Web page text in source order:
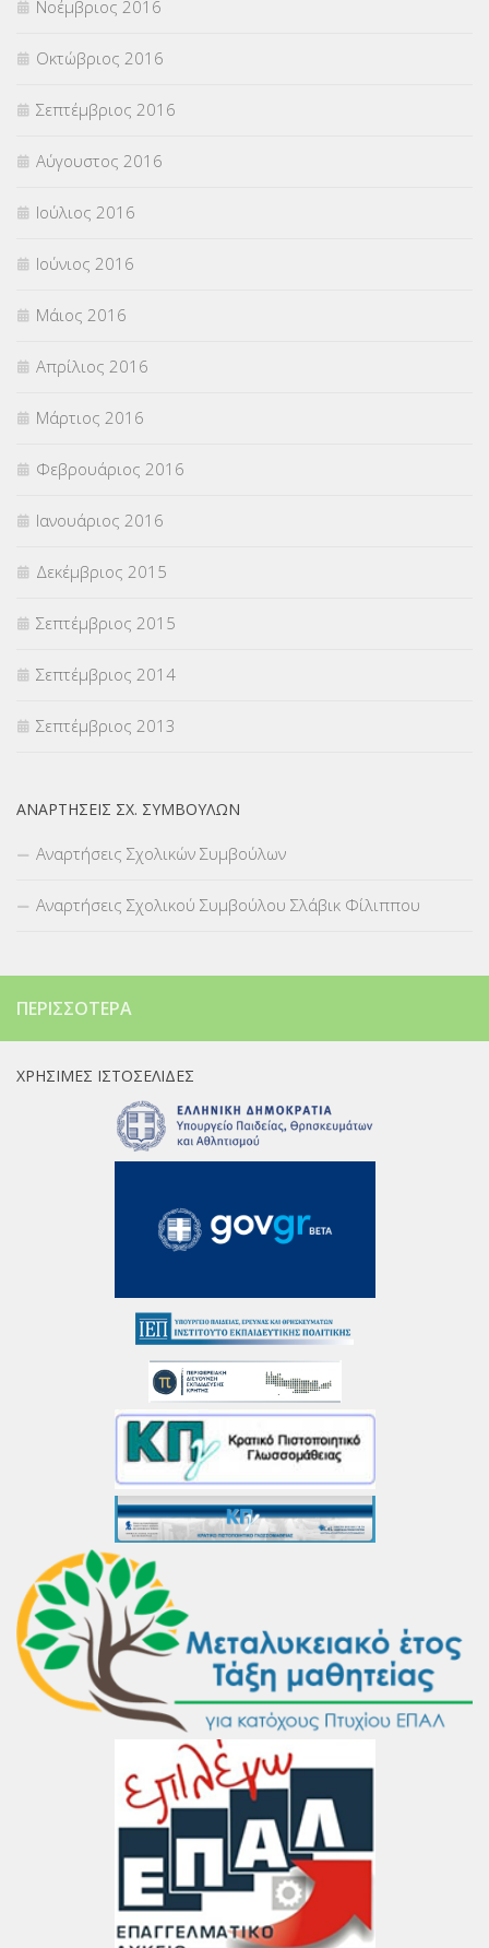
Νοέμβριος 2016
Οκτώβριος 2016
Σεπτέμβριος 2016
Αύγουστος 2016
Ιούλιος 2016
Ιούνιος 2016
Μάιος 2016
Απρίλιος 2016
Μάρτιος 2016
Φεβρουάριος 2016
Ιανουάριος 2016
Δεκέμβριος 2015
Σεπτέμβριος 2015
Σεπτέμβριος 2014
Σεπτέμβριος 2013
ΑΝΑΡΤΉΣΕΙΣ ΣΧ. ΣΥΜΒΟΎΛΩΝ
Αναρτήσεις Σχολικών Συμβούλων
Αναρτήσεις Σχολικού Συμβούλου Σλάβικ Φίλιππου
ΠΕΡΙΣΣΌΤΕΡΑ
ΧΡΉΣΙΜΕΣ ΙΣΤΟΣΕΛΊΔΕΣ